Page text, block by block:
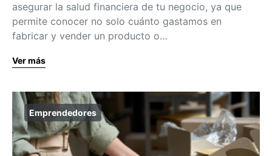
asegurar la salud financiera de tu negocio, ya que
permite conocer no solo cuánto gastamos en
fabricar y vender un producto o…
Ver más
Emprendedores